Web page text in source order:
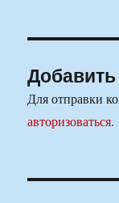
Для отправки
авторизоваться.